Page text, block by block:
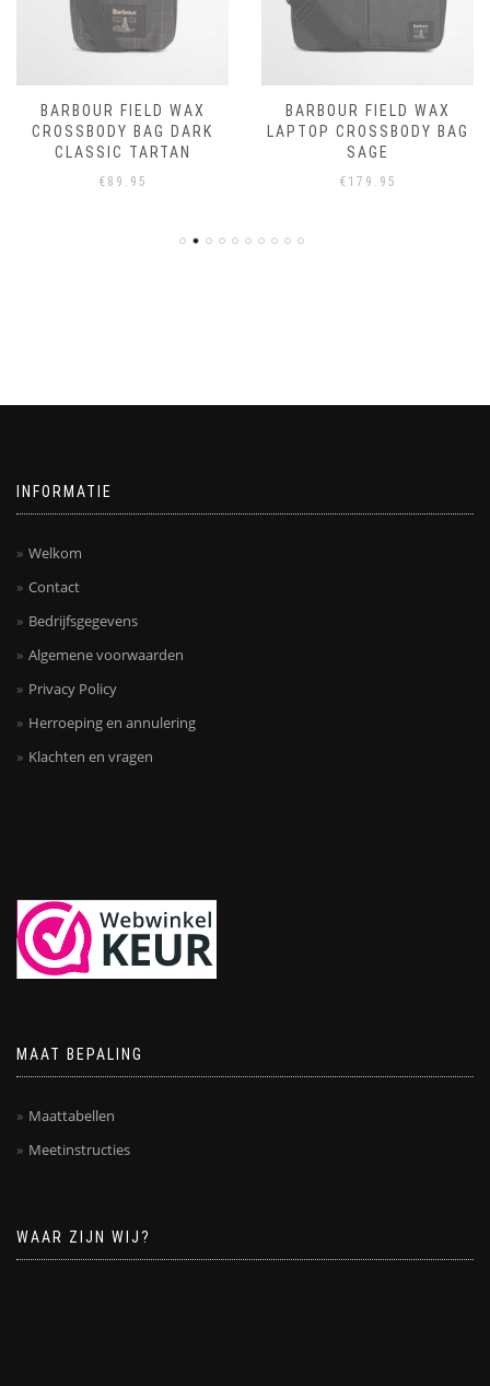
BARBOUR FIELD WAX
CROSSBODY BAG DARK
CLASSIC TARTAN
€ 89.95
BARBOUR FIELD WAX
LAPTOP CROSSBODY BAG
SAGE
€ 179.95
INFORMATIE
Welkom
Contact
Bedrijfsgegevens
Algemene voorwaarden
Privacy Policy
Herroeping en annulering
Klachten en vragen
MAAT BEPALING
Maattabellen
Meetinstructies
WAAR ZIJN WIJ?